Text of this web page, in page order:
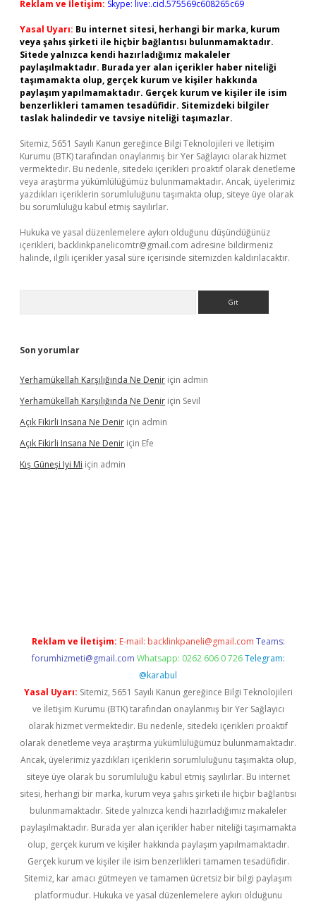
Reklam ve İletişim: Skype: live:.cid.575569c608265c69
Yasal Uyarı: Bu internet sitesi, herhangi bir marka, kurum
veya şahıs şirketi ile hiçbir bağlantısı bulunmamaktadır.
Sitede yalnızca kendi hazırladığımız makaleler
paylaşılmaktadır. Burada yer alan içerikler haber niteliği
taşımamakta olup, gerçek kurum ve kişiler hakkında
paylaşım yapılmamaktadır. Gerçek kurum ve kişiler ile isim
benzerlikleri tamamen tesadüfidir. Sitemizdeki bilgiler
taslak halindedir ve tavsiye niteliği taşımazlar.
Sitemiz, 5651 Sayılı Kanun gereğince Bilgi Teknolojileri ve İletişim
Kurumu (BTK) tarafından onaylanmış bir Yer Sağlayıcı olarak hizmet
vermektedir. Bu nedenle, sitedeki içerikleri proaktif olarak denetleme
veya araştırma yükümlülüğümüz bulunmamaktadır. Ancak, üyelerimiz
yazdıkları içeriklerin sorumluluğunu taşımakta olup, siteye üye olarak
bu sorumluluğu kabul etmiş sayılırlar.
Hukuka ve yasal düzenlemelere aykırı olduğunu düşündüğünüz
içerikleri, backlinkpanelicomtr@gmail.com adresine bildirmeniz
halinde, ilgili içerikler yasal süre içerisinde sitemizden kaldırılacaktır.
Son yorumlar
Yerhamükellah Karşılığında Ne Denir için admin
Yerhamükellah Karşılığında Ne Denir için Sevil
Açık Fikirli Insana Ne Denir için admin
Açık Fikirli Insana Ne Denir için Efe
Kış Güneşi Iyi Mi için admin
Reklam ve İletişim: E-mail: backlinkpaneli@gmail.com Teams:
forumhizmeti@gmail.com Whatsapp: 0262 606 0 726 Telegram:
@karabul
Yasal Uyarı: Sitemiz, 5651 Sayılı Kanun gereğince Bilgi Teknolojileri
ve İletişim Kurumu (BTK) tarafından onaylanmış bir Yer Sağlayıcı
olarak hizmet vermektedir. Bu nedenle, sitedeki içerikleri proaktif
olarak denetleme veya araştırma yükümlülüğümüz bulunmamaktadır.
Ancak, üyelerimiz yazdıkları içeriklerin sorumluluğunu taşımakta olup,
siteye üye olarak bu sorumluluğu kabul etmiş sayılırlar. Bu internet
sitesi, herhangi bir marka, kurum veya şahıs şirketi ile hiçbir bağlantısı
bulunmamaktadır. Sitede yalnızca kendi hazırladığımız makaleler
paylaşılmaktadır. Burada yer alan içerikler haber niteliği taşımamakta
olup, gerçek kurum ve kişiler hakkında paylaşım yapılmamaktadır.
Gerçek kurum ve kişiler ile isim benzerlikleri tamamen tesadüfidir.
Sitemiz, kar amacı gütmeyen ve tamamen ücretsiz bir bilgi paylaşım
platformudur. Hukuka ve yasal düzenlemelere aykırı olduğunu